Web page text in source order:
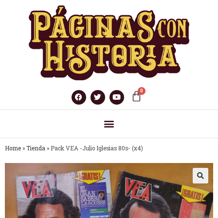
Home » Tienda » Pack VEA -Julio Iglesias 80s- (x4)
🔍